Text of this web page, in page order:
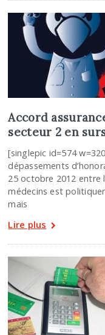
Accord
secteur 2 en
[singlepic id=574
dépassements
25 octobre 2012 entre
médecins est
mais
Lire plus